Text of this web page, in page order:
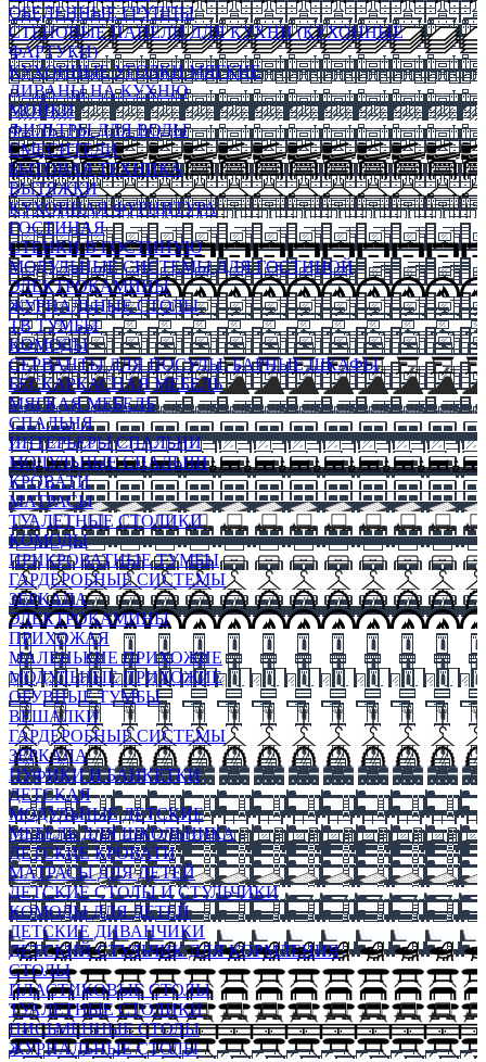
ОБЕДЕННЫЕ ГРУППЫ
СТЕНОВЫЕ ПАНЕЛИ ДЛЯ КУХНИ (КУХОННЫЕ
ФАРТУКИ)
КУХОННЫЕ УГОЛКИ МЯГКИЕ
ДИВАНЫ НА КУХНЮ
МОЙКИ
ФИЛЬТРЫ ДЛЯ ВОДЫ
СМЕСИТЕЛИ
БЫТОВАЯ ТЕХНИКА
ВЫТЯЖКИ
КУХОННАЯ ФУРНИТУРА
ГОСТИНАЯ
СТЕНКИ В ГОСТИНУЮ
МОДУЛЬНЫЕ СИСТЕМЫ ДЛЯ ГОСТИНОЙ
ЭЛЕКТРОКАМИНЫ
ЖУРНАЛЬНЫЕ СТОЛЫ
ТВ ТУМБЫ
КОМОДЫ
СЕРВАНТЫ ДЛЯ ПОСУДЫ, БАРНЫЕ ШКАФЫ
БЕСКАРКАСНАЯ МЕБЕЛЬ
МЯГКАЯ МЕБЕЛЬ
СПАЛЬНЯ
ИНТЕРЬЕРЫ СПАЛЬНИ
МОДУЛЬНЫЕ СПАЛЬНИ
КРОВАТИ
МАТРАСЫ
ТУАЛЕТНЫЕ СТОЛИКИ
КОМОДЫ
ПРИКРОВАТНЫЕ ТУМБЫ
ГАРДЕРОБНЫЕ СИСТЕМЫ
ЗЕРКАЛА
ЭЛЕКТРОКАМИНЫ
ПРИХОЖАЯ
МАЛЕНЬКИЕ ПРИХОЖИЕ
МОДУЛЬНЫЕ ПРИХОЖИЕ
ОБУВНЫЕ ТУМБЫ
ВЕШАЛКИ
ГАРДЕРОБНЫЕ СИСТЕМЫ
ЗЕРКАЛА
ПУФИКИ И БАНКЕТКИ
ДЕТСКАЯ
МОДУЛЬНЫЕ ДЕТСКИЕ
МЕБЕЛЬ ДЛЯ ШКОЛЬНИКА
ДЕТСКИЕ КРОВАТИ
МАТРАСЫ ДЛЯ ДЕТЕЙ
ДЕТСКИЕ СТОЛЫ И СТУЛЬЧИКИ
КОМОДЫ ДЛЯ ДЕТЕЙ
ДЕТСКИЕ ДИВАНЧИКИ
ДЕТСКИЙ СТУЛЬЧИК ДЛЯ КОРМЛЕНИЯ
СТОЛЫ
ПЛАСТИКОВЫЕ СТОЛЫ
ТУАЛЕТНЫЕ СТОЛИКИ
ПИСЬМЕННЫЕ СТОЛЫ
ЖУРНАЛЬНЫЕ СТОЛЫ